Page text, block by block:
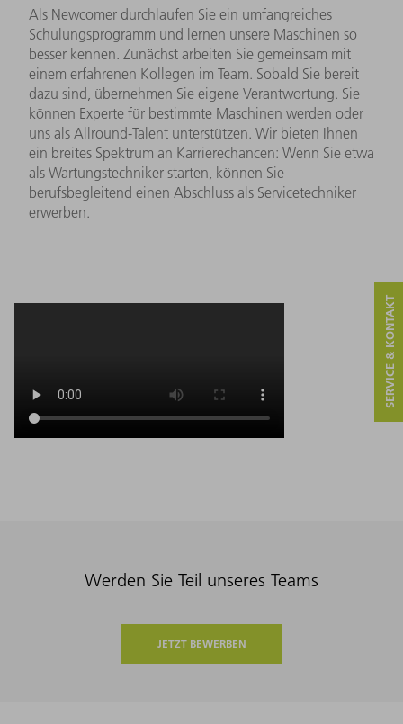
Als Newcomer durchlaufen Sie ein umfangreiches
Schulungsprogramm und lernen unsere Maschinen so
besser kennen. Zunächst arbeiten Sie gemeinsam mit
einem erfahrenen Kollegen im Team. Sobald Sie bereit
dazu sind, übernehmen Sie eigene Verantwortung. Sie
können Experte für bestimmte Maschinen werden oder
uns als Allround-Talent unterstützen. Wir bieten Ihnen
ein breites Spektrum an Karrierechancen: Wenn Sie etwa
als Wartungstechniker starten, können Sie
berufsbegleitend einen Abschluss als Servicetechniker
erwerben.
Werden Sie Teil unseres Teams
JETZT BEWERBEN
SERVICE & KONTAKT